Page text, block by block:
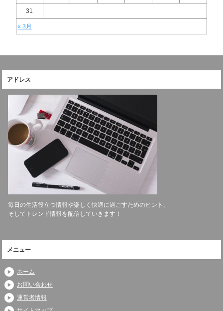
« 3月
31
アドレス
毎日の生活役立つ情報や楽しく快適に過ごすためのヒント、
そしてトレンド情報を配信していきます！
メニュー
ホーム
お問い合わせ
運営者情報